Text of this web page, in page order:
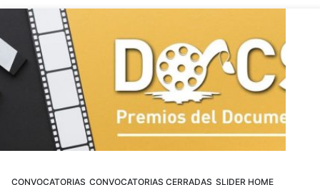
CONVOCATORIAS,CONVOCATORIAS CERRADAS,SLIDER HOME